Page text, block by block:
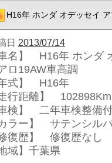
H16年 ホンダ オデッセイ
日 2013/07/14
車名】 H16年 ホンダ
ロ19AW車高調
年式】 H16年
走行距離】 102898Km
車検】 二年車検整備
カラー】 サテンシル
修復歴】 修復歴なし
地域】千葉県